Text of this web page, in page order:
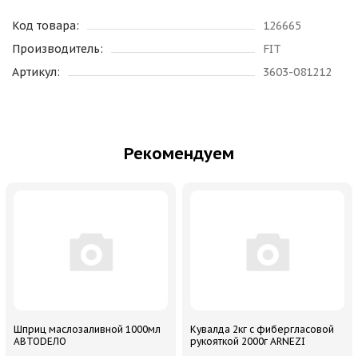
Код товара:
126665
Производитель:
FIT
Артикул:
3603-081212
Рекомендуем
Шприц маслозаливной 1000мл
АВТОDЕЛО
Кувалда 2кг с фибергласовой
рукояткой 2000г ARNEZI